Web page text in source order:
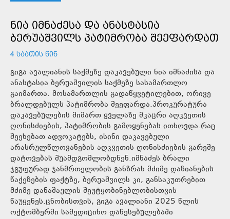
ᲜᲘᲐ ᲘᲛᲜᲐᲫᲔᲡᲐ ᲓᲐ ᲐᲜᲐᲡᲢᲐᲡᲘᲐ
ᲑᲔᲠᲣᲐᲨᲕᲘᲚᲡ ᲞᲐᲢᲘᲛᲠᲝᲑᲐ ᲨᲔᲔᲤᲐᲠᲓᲐᲗ
4 ᲡᲐᲐᲗᲘᲡ ᲬᲘᲜ
გიგა ავალიანის საქმეზე დაკავებული ნია იმნაძისა და
ანასტასია ბერუაშვილის საქმეზე სასამართლო
გაიმართა. მოსამართლის გადაწყვეტილებით, ორივე
ბრალდებულს პატიმრობა შეეფარდა.პროკურატურა
დაკავებულების მიმართ ყველაზე მკაცრი აღკვეთის
ღონისძიების, პატიმრობის გამოყენებას ითხოვდა.რაც
შეეხებათ ადვოკატებს, ისინი დაკავებული
არასრულწლოვანების აღკვეთის ღონისძიების გარეშე
დატოვებას შუამდგომლობდნენ.იმნაძეს ბრალი
ჯგუფურად ჯანმრთელობის განზრახ მძიმე დაზიანების
წაქეზების ფაქტზე, ბერუაშვილს კი, განსაკუთრებით
მძიმე დანაშაულის შეუტყობინებლობისთვის
წაუყენეს.ცნობისთვის, გიგა ავალიანი 2025 წლის
ოქტომბერში სამედიცინო დაწესებულებაში